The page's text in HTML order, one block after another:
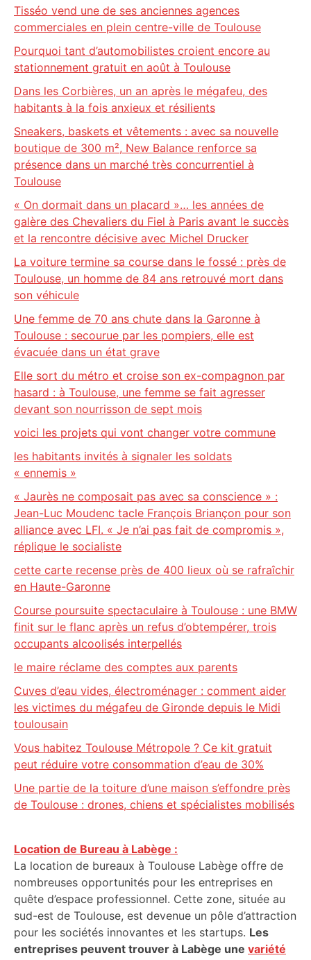
Tisséo vend une de ses anciennes agences
commerciales en plein centre-ville de Toulouse
Pourquoi tant d’automobilistes croient encore au
stationnement gratuit en août à Toulouse
Dans les Corbières, un an après le mégafeu, des
habitants à la fois anxieux et résilients
Sneakers, baskets et vêtements : avec sa nouvelle
boutique de 300 m², New Balance renforce sa
présence dans un marché très concurrentiel à
Toulouse
« On dormait dans un placard »… les années de
galère des Chevaliers du Fiel à Paris avant le succès
et la rencontre décisive avec Michel Drucker
La voiture termine sa course dans le fossé : près de
Toulouse, un homme de 84 ans retrouvé mort dans
son véhicule
Une femme de 70 ans chute dans la Garonne à
Toulouse : secourue par les pompiers, elle est
évacuée dans un état grave
Elle sort du métro et croise son ex-compagnon par
hasard : à Toulouse, une femme se fait agresser
devant son nourrisson de sept mois
voici les projets qui vont changer votre commune
les habitants invités à signaler les soldats
« ennemis »
« Jaurès ne composait pas avec sa conscience » :
Jean-Luc Moudenc tacle François Briançon pour son
alliance avec LFI. « Je n’ai pas fait de compromis »,
réplique le socialiste
cette carte recense près de 400 lieux où se rafraîchir
en Haute-Garonne
Course poursuite spectaculaire à Toulouse : une BMW
finit sur le flanc après un refus d’obtempérer, trois
occupants alcoolisés interpellés
le maire réclame des comptes aux parents
Cuves d’eau vides, électroménager : comment aider
les victimes du mégafeu de Gironde depuis le Midi
toulousain
Vous habitez Toulouse Métropole ? Ce kit gratuit
peut réduire votre consommation d’eau de 30%
Une partie de la toiture d’une maison s’effondre près
de Toulouse : drones, chiens et spécialistes mobilisés
Location de Bureau à Labège :
La location de bureaux à Toulouse Labège offre de
nombreuses opportunités pour les entreprises en
quête d’espace professionnel. Cette zone, située au
sud-est de Toulouse, est devenue un pôle d’attraction
pour les sociétés innovantes et les startups. Les
entreprises peuvent trouver à Labège une variété